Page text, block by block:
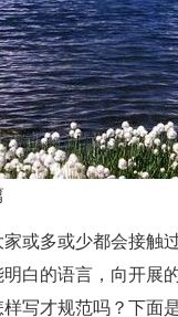
或多或少都会接触
白的语言，向开展
写才规范吗？下面